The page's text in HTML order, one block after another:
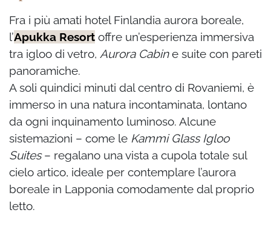
Fra i più amati hotel Finlandia aurora boreale,
l’Apukka Resort offre un’esperienza immersiva
tra igloo di vetro, Aurora Cabine suite con pareti
panoramiche.
A soli quindici minuti dal centro di Rovaniemi, è
immerso in una natura incontaminata, lontano
da ogni inquinamento luminoso. Alcune
sistemazioni – come le Kammi Glass Igloo
Suites– regalano una vista a cupola totale sul
cielo artico, ideale per contemplare l’aurora
boreale in Lapponia comodamente dal proprio
letto.